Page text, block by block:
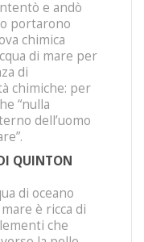
e andò
portarono
chimica
di mare per
di
chimiche: per
“nulla
dell’uomo
QUINTON
di oceano
è ricca di
che